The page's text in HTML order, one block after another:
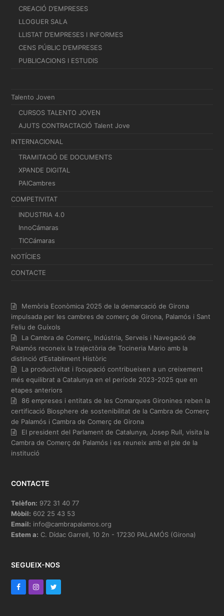
CREACIÓ D’EMPRESES
LLOGUER SALA
LLISTAT D’EMPRESES I INFORMES
CENS PÚBLIC D’EMPRESES
PUBLICACIONS I ESTUDIS
Talento Joven
CURSOS TALENTO JOVEN
AJUTS CONTRACTACIÓ Talent Jove
INTERNACIONAL
TRAMITACIÓ DE DOCUMENTS
XPANDE DIGITAL
PAICambres
COMPETIVITAT
INDUSTRIA 4.0
InnoCámaras
TICCámaras
NOTÍCIES
CONTACTE
Memòria Econòmica 2025 de la demarcació de Girona
impulsada per les cambres de comerç de Girona, Palamós i Sant
Feliu de Guíxols
La Cambra de Comerç, Indústria, Serveis i Navegació de
Palamós reconeix la trajectòria de Tocineria Mario amb la
distinció d’Establiment Històric
La productivitat i l’ocupació contribueixen a un creixement
més equilibrat a Catalunya en el període 2023-2025 que en
etapes anteriors
86 empreses i entitats de les Comarques Gironines reben la
certificació Biosphere de sostenibilitat de la Cambra de Comerç
de Palamós i Cambra de Comerç de Girona
El president del Parlament de Catalunya, Josep Rull, visita la
Cambra de Comerç de Palamós i es reuneix amb el ple de la
institució
CONTACTE
Telèfon: 972 31 40 77
Mòbil: 602 25 43 53
Email: info@cambrapalamos.org
Estem a: C. Dídac Garrell, 10 2n - 17230 PALAMÓS (Girona)
SEGUEIX-NOS